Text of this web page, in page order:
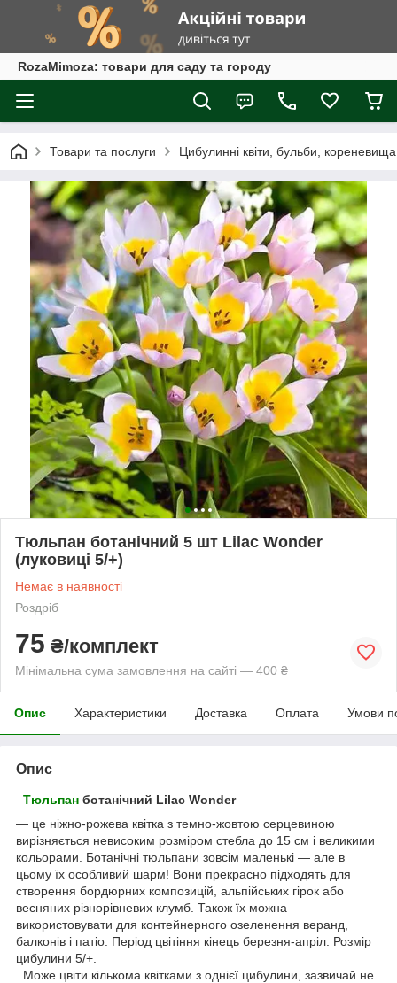
RozaMimoza: товари для саду та городу
Товари та послуги Цибулинні квіти, бульби, кореневища
Тюльпан ботанічний 5 шт Lilac Wonder
(луковиці 5/+)
Немає в наявності
Роздріб
75 ₴/комплект
Мінімальна сума замовлення на сайті — 400 ₴
Опис Характеристики Доставка Оплата Умови
Опис
Тюльпан ботанічний Lilac Wonder
— це ніжно-рожева квітка з темно-жовтою серцевиною
вирізняється невисоким розміром стебла до 15 см і великими
кольорами. Ботанічні тюльпани зовсім маленькі — але в
цьому їх особливий шарм! Вони прекрасно підходять для
створення бордюрних композицій, альпійських гірок або
весняних різнорівневих клумб. Також їх можна
використовувати для контейнерного озеленення веранд,
балконів і патіо. Період цвітіння кінець березня-апріл. Розмір
цибулини 5/+.
Може цвіти кількома квітками з однієї цибулини, зазвичай не